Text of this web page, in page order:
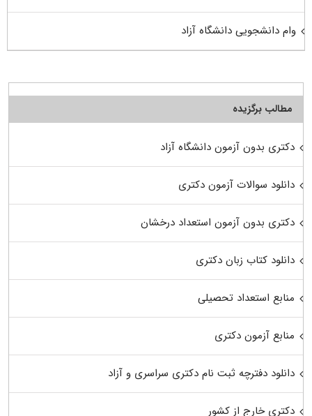
وام دانشجویی دانشگاه آزاد
مطالب برگزیده
دکتری بدون آزمون دانشگاه آزاد
دانلود سوالات آزمون دکتری
دکتری بدون آزمون استعداد درخشان
دانلود کتاب زبان دکتری
منابع استعداد تحصیلی
منابع آزمون دکتری
دانلود دفترچه ثبت نام دکتری سراسری و آزاد
دکتری خارج از کشور